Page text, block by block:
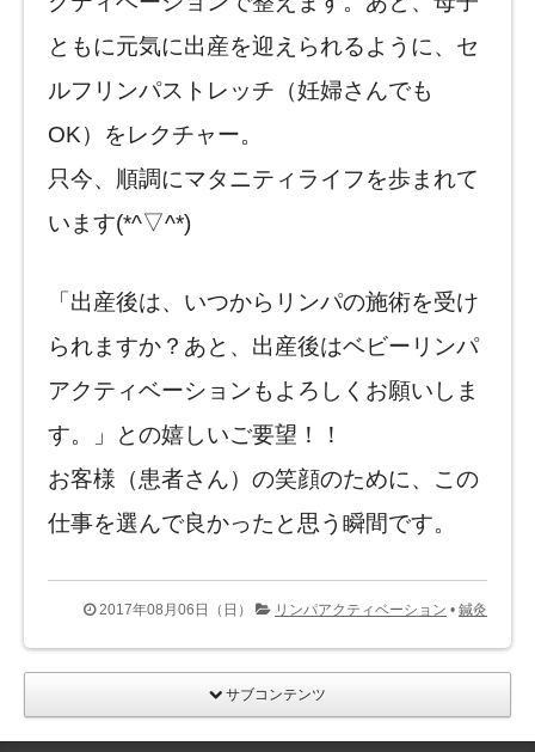
ともに元気に出産を迎えられるように、セ
ルフリンパストレッチ（妊婦さんでも
OK）をレクチャー。
只今、順調にマタニティライフを歩まれて
います(*^▽^*)
「出産後は、いつからリンパの施術を受け
られますか？あと、出産後はベビーリンパ
アクティベーションもよろしくお願いしま
す。」との嬉しいご要望！！
お客様（患者さん）の笑顔のために、この
仕事を選んで良かったと思う瞬間です。
2017年08月06日（日） リンパアクティベーション • 鍼灸
サブコンテンツ